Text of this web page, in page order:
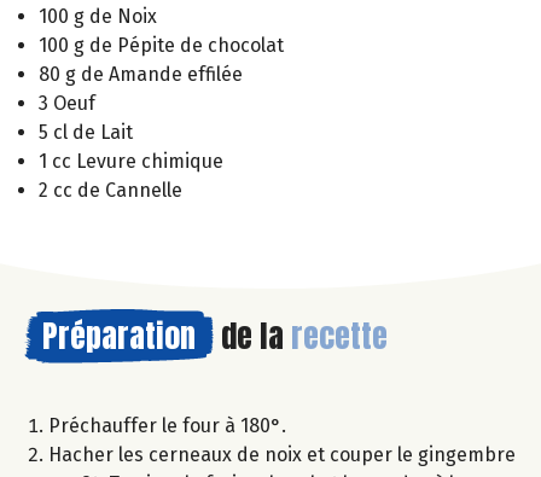
100 g de Noix
100 g de Pépite de chocolat
80 g de Amande effilée
3 Oeuf
5 cl de Lait
1 cc Levure chimique
2 cc de Cannelle
Préparation de la recette
Préchauffer le four à 180°.
Hacher les cerneaux de noix et couper le gingembre